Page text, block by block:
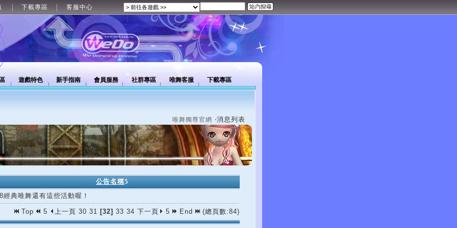
下載專區 客服中心
遊戲特色 新手指南 會員服務 社群專區 唯舞客服 下載專區
唯舞獨尊官網 ‧消息列表
公告名稱5
經典唯舞還有這些活動喔！
Top 5 上一頁 30 31 [32] 33 34 下一頁 5 End (總頁數:84)